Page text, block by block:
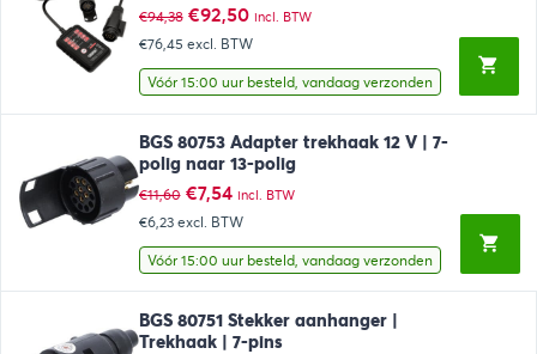
€94,38 Oorspronkelijke
prijs
was:
€94,38.
€92,50Huidige
prijs
is:
€92,50.
incl. BTW
€76,45 excl. BTW
Vóór 15:00 uur besteld, vandaag verzonden
BGS 80753 Adapter trekhaak 12 V | 7-
polig naar 13-polig
€11,60 Oorspronkelijke
prijs
was:
€11,60.
€7,54Huidige
prijs
is:
€7,54.
incl. BTW
€6,23 excl. BTW
Vóór 15:00 uur besteld, vandaag verzonden
BGS 80751 Stekker aanhanger |
Trekhaak | 7-pins